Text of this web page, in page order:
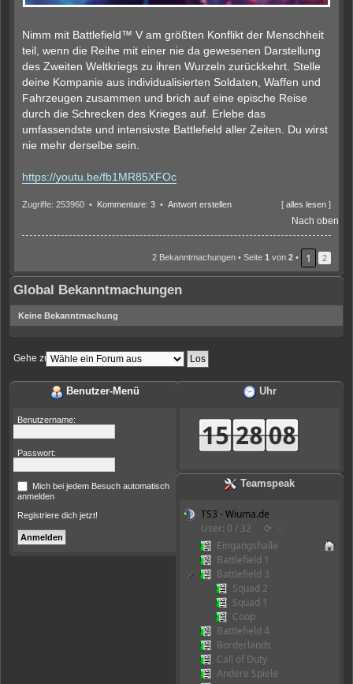
Nimm mit Battlefield™ V am größten Konflikt der Menschheit
teil, wenn die Reihe mit einer nie da gewesenen Darstellung
des Zweiten Weltkriegs zu ihren Wurzeln zurückkehrt. Stelle
deine Kompanie aus individualisierten Soldaten, Waffen und
Fahrzeugen zusammen und brich auf eine epische Reise
durch die Schrecken des Krieges auf. Erlebe das
umfassendste und intensivste Battlefield aller Zeiten. Du wirst
nie mehr derselbe sein.
https://youtu.be/fb1MR85XFOc
Zugriffe: 253960 • Kommentare: 3 • Antwort erstellen [ alles lesen ]
Nach oben
2 Bekanntmachungen • Seite 1 von 2 • 1 2
Global Bekanntmachungen
Keine Bekanntmachung
Gehe zu:
Benutzer-Menü
Benutzername:
Passwort:
Mich bei jedem Besuch automatisch
anmelden
Registriere dich jetzt!
Uhr
Teamspeak
TS3 - Wiuma.de
User: 0 / 32
⟳
Eingangshalle
Battlefield 1
Battlefield 3
Squad 2
Squad 1
Coop
Battlefield 4
Borderlands
Call of Duty
Andere Spiele